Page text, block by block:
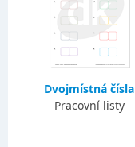
Dvojmístná čísla
Pracovní listy